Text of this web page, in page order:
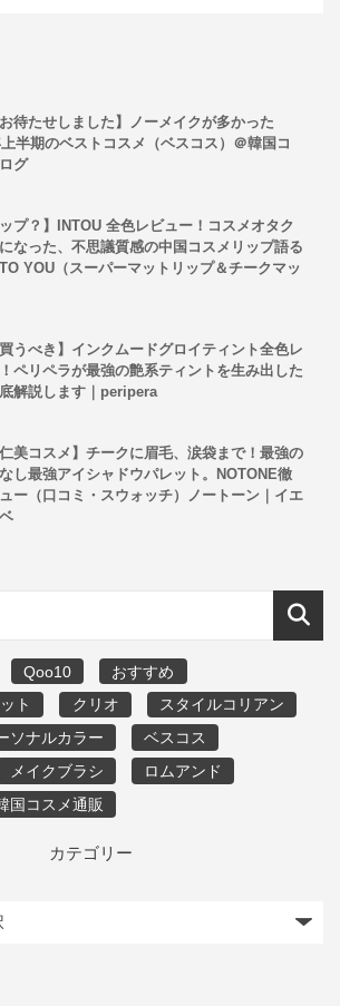
お待たせしました】ノーメイクが多かった
半期のベストコスメ（ベスコス）＠韓国コ
グ
ップ？】INTOU 全色レビュー！コスメオタク
なった、不思議質感の中国コスメリップ語る
YOU（スーパーマットリップ＆チークマッ
買うべき】インクムードグロイティント全色レ
ペリペラが最強の艶系ティントを生み出した
解説します｜peripera
仁美コスメ】チークに眉毛、涙袋まで！最強の
し最強アイシャドウパレット。NOTONE徹
ー（口コミ・スウォッチ）ノートーン｜イエ
Qoo10
おすすめ
ト
クリオ
スタイルコリアン
ソナルカラー
ベスコス
メイクブラシ
ロムアンド
国コスメ通販
カテゴリー